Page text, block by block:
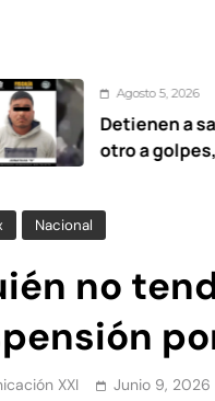
5, 2026
a salvaje sujeto
a golpes, junto con sus
Nacional
no
XXI Junio 9, 2026